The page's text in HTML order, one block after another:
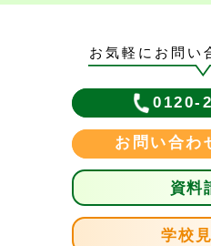
お気軽にお問い
0120-
お問い合わ
資料
学校